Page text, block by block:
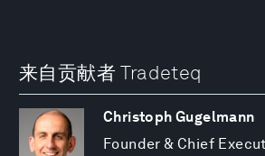
来自贡献者 Tradeteq
Christoph Gugelmann
Founder & Chief